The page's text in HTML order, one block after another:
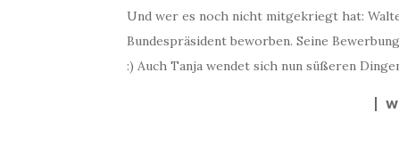
Und wer es noch nicht mitgekriegt hat:
Bundespräsident beworben. Seine
:) Auch Tanja wendet sich nun süßeren